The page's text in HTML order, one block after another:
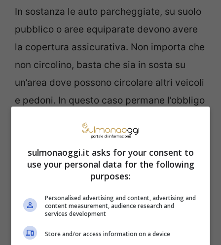
In sostanza le auto parcheggiate, su suolo
pubblico o aree equiparate devono avere
la copertura assicurativa. Non importa che
non circolino, basta che sia in sosta su
un’area dove possono circolare altri veicoli
e pedoni. In questo caso permane l’obbligo
A quanto ammonta la sanzione in caso di
violazione di questa norma? Sempre
l’articolo 193 del Codice della Strada ci
suggerisce la soluzione. La circolazione
senza assicurazione è severamente punita.
La multa prevista ammonta da un minimo
sulmonaoggi.it asks for your consent to
use your personal data for the following
purposes:
Personalised advertising and content, advertising and
content measurement, audience research and
services development
Store and/or access information on a device